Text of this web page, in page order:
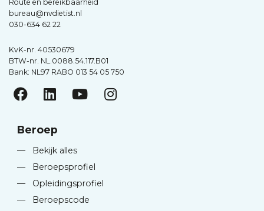
Route en bereikbaarheid
bureau@nvdietist.nl
030-634 62 22
KvK-nr. 40530679
BTW-nr. NL.0088.54.117.B01
Bank: NL97 RABO 013 54 05 750
Beroep
—
Bekijk alles
—
Beroepsprofiel
—
Opleidingsprofiel
—
Beroepscode